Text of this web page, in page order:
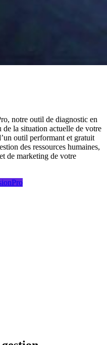
notre outil de diagnostic en
la situation actuelle de votre
outil performant et gratuit
des ressources humaines,
de marketing de votre